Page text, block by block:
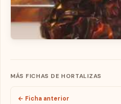
MÁS FICHAS DE HORTALIZAS
← Ficha anterior